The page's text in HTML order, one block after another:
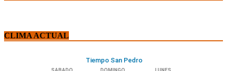
CLIMA ACTUAL